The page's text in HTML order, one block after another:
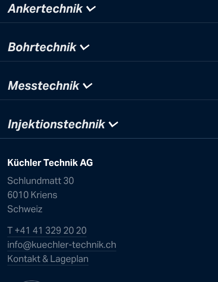
Ankertechnik
Bohrtechnik
Messtechnik
Injektionstechnik
Küchler Technik AG
Schlundmatt 30
6010 Kriens
Schweiz
T +41 41 329 20 20
info@kuechler-technik.ch
Kontakt & Lageplan